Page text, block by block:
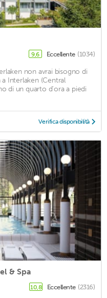
9,6 Eccellente (1034)
non avrai bisogno di
Interlaken (Central
di un quarto d'ora a piedi
Verifica disponibilità
& Spa
10,8 Eccellente (2316)